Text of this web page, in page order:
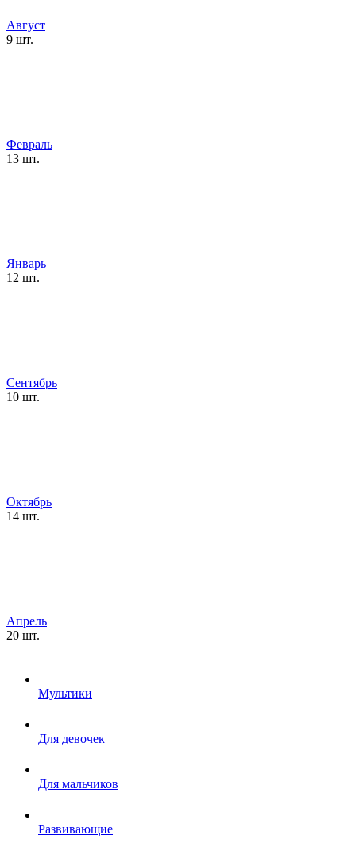
Август
9 шт.
Февраль
13 шт.
Январь
12 шт.
Сентябрь
10 шт.
Октябрь
14 шт.
Апрель
20 шт.
Мультики
Для девочек
Для мальчиков
Развивающие